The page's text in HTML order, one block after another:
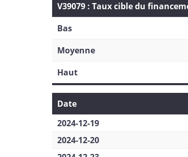
V39079 : Taux cible du
Bas
Moyenne
Haut
Date
2024-12-19
2024-12-20